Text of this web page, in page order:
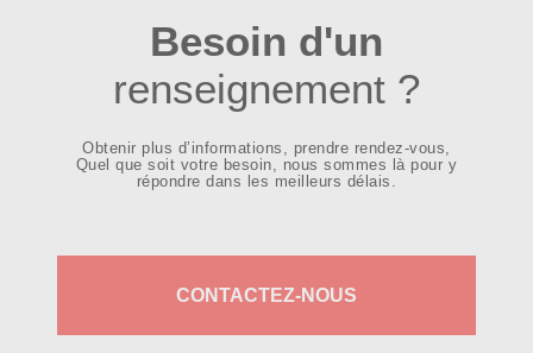
Besoin d'un
renseignement ?
Obtenir plus d’informations, prendre rendez-vous,
Quel que soit votre besoin, nous sommes là pour y
répondre dans les meilleurs délais.
CONTACTEZ-NOUS